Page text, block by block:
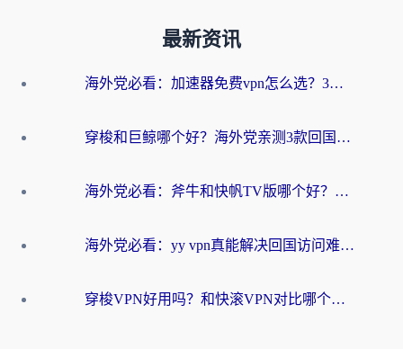
最新资讯
海外党必看：加速器免费vpn怎么选？3步教你无缝访问国内资源
穿梭和巨鲸哪个好？海外党亲测3款回国加速器，教你避开90%的坑
海外党必看：斧牛和快帆TV版哪个好？3分钟选对回国加速器，无缝刷B站、追热剧
海外党必看：yy vpn真能解决回国访问难题？附云极initap测评+免费方案对比
穿梭VPN好用吗？和快滚VPN对比哪个回国效果更好？海外党选回国加速器必看指南